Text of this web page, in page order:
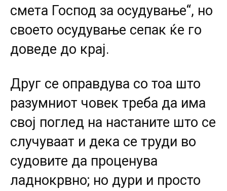
смета Господ за осудување“, но
своето осудување сепак ќе го
доведе до крај.
Друг се оправдува со тоа што
разумниот човек треба да има
свој поглед на настаните што се
случуваат и дека се труди во
судовите да проценува
ладнокрвно; но дури и просто